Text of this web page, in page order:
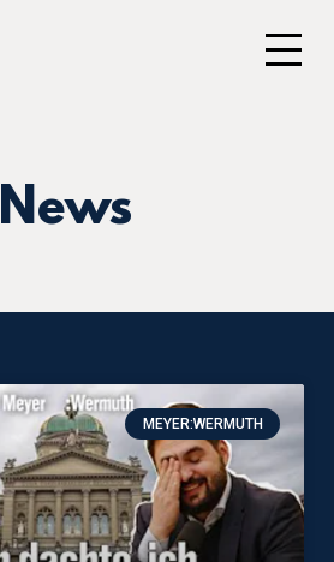
News
MEYER:WERMUTH